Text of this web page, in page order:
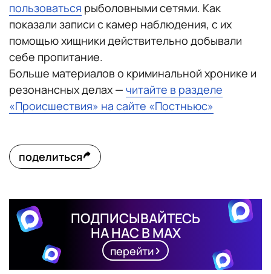
пользоваться рыболовными сетями. Как
показали записи с камер наблюдения, с их
помощью хищники действительно добывали
себе пропитание.
Больше материалов о криминальной хронике и
резонансных делах — читайте в разделе
«Происшествия» на сайте «Постньюс»
поделиться
ПОДПИСЫВАЙТЕСЬ
НА НАС В MAX
перейти